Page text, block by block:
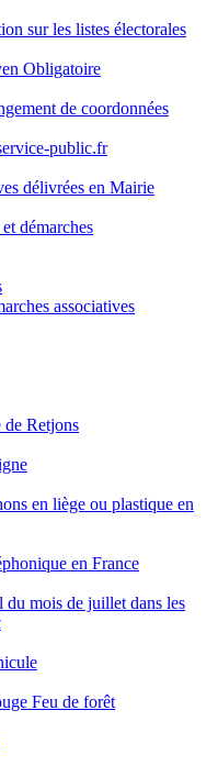
sur les listes électorales
Obligatoire
de coordonnées
public.fr
délivrées en Mairie
démarches
associatives
Retjons
en liège ou plastique en
en France
du mois de juillet dans les
Feu de forêt